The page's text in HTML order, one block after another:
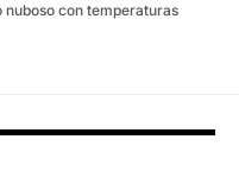
nuboso con temperaturas